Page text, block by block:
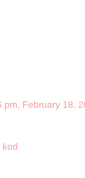
pm, February 18,